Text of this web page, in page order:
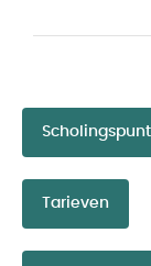
Tarieven